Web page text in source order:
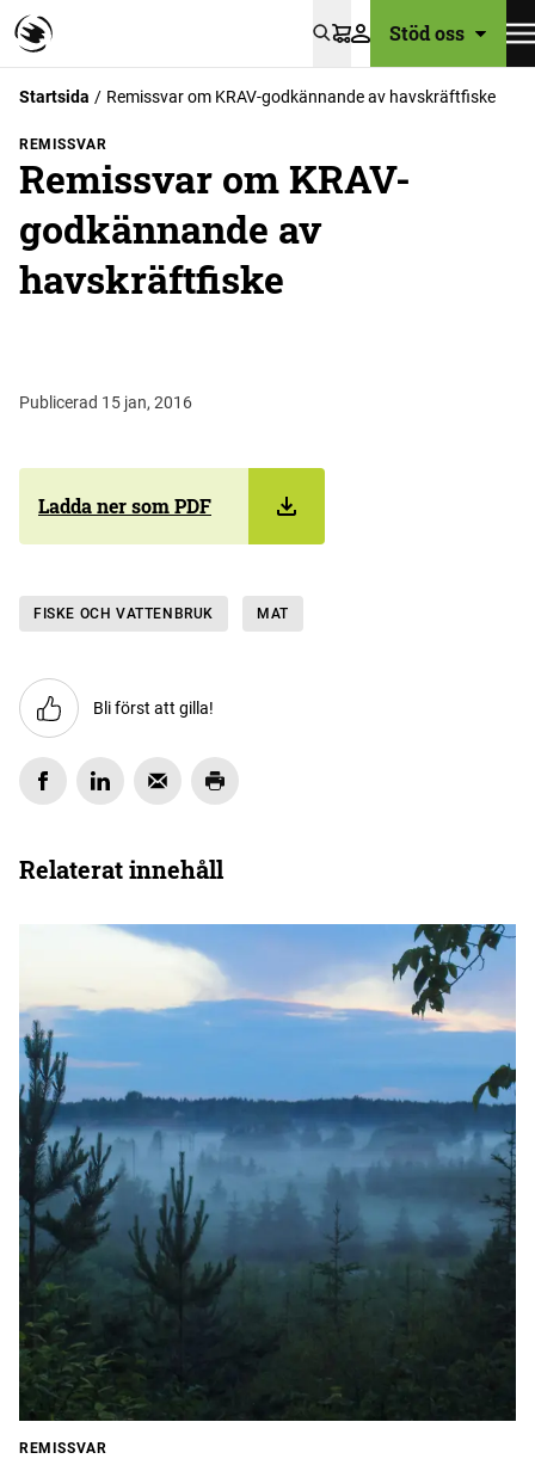
VarukorgStöd oss
Startsida Remissvar om KRAV-godkännande av havskräftfiske
REMISSVAR
Remissvar om KRAV-
godkännande av
havskräftfiske
Publicerad 15 jan, 2016
Ladda ner som PDF
FISKE OCH VATTENBRUK MAT
Bli först att gilla!
Relaterat innehåll
REMISSVAR